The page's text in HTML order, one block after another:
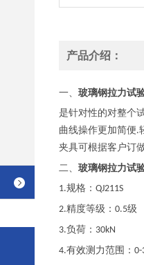
产品介绍：
一、 玻璃钢拉力试
是针对性的对整个
曲线操作更加简便.
夹具可根据客户订
二、 玻璃钢拉力试
1.规格： QJ211S
2.精度等级： 0.5级
3.负荷： 30kN
4.有效测力范围： 0-